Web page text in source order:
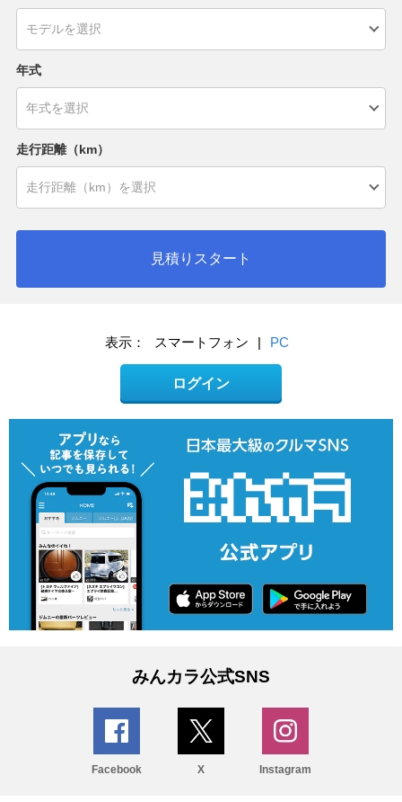
年式
走行距離（km）
見積りスタート
表示： スマートフォン | PC
ログイン
みんカラ公式SNS
Facebook X Instagram